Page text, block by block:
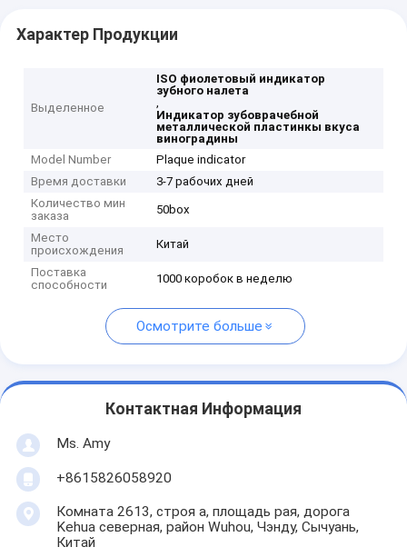
Характер Продукции
Выделенное
ISO фиолетовый индикатор
зубного налета
,
Индикатор зубоврачебной
металлической пластинкы вкуса
виноградины
Model Number
Plaque indicator
Время доставки
3-7 рабочих дней
Количество мин
заказа
50box
Место
происхождения
Китай
Поставка
способности
1000 коробок в неделю
Осмотрите больше
Контактная Информация
Ms. Amy
+8615826058920
Комната 2613, строя a, площадь рая, дорога
Kehua северная, район Wuhou, Чэнду, Сычуань,
Китай